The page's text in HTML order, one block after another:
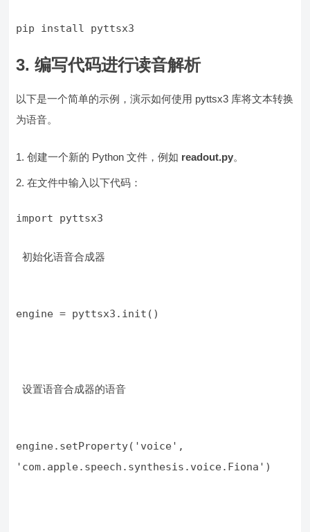
3. 编写代码进行读音解析
以下是一个简单的示例，演示如何使用 pyttsx3 库将文本转换
为语音。
创建一个新的 Python 文件，例如 readout.py。
在文件中输入以下代码：
import pyttsx3
初始化语音合成器
engine = pyttsx3.init()
设置语音合成器的语音
engine.setProperty('voice',
'com.apple.speech.synthesis.voice.Fiona')